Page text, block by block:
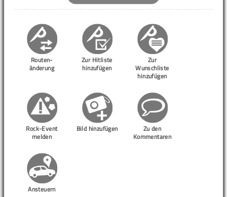
Routen-
änderung
Zur Hitliste
hinzufügen
Zur
Wunschliste
hinzufügen
Rock-Event
melden
Bild hinzufügen
Zu den
Kommentaren
Ansteuern